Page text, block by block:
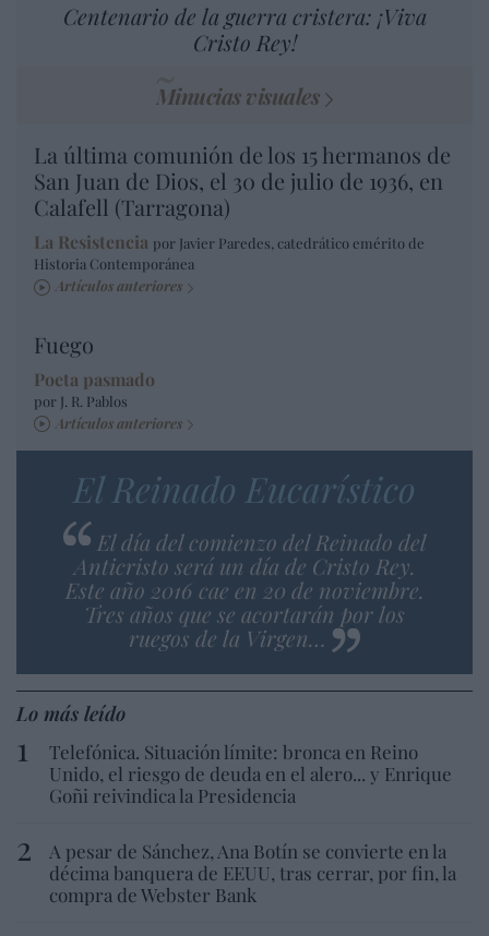
Centenario de la guerra cristera: ¡Viva
Cristo Rey!
Minucias visuales
La última comunión de los 15 hermanos de
San Juan de Dios, el 30 de julio de 1936, en
Calafell (Tarragona)
La Resistencia por Javier Paredes, catedrático emérito de
Historia Contemporánea
Artículos anteriores
Fuego
Poeta pasmado
por J. R. Pablos
Artículos anteriores
El Reinado Eucarístico
El día del comienzo del Reinado del
Anticristo será un día de Cristo Rey.
Este año 2016 cae en 20 de noviembre.
Tres años que se acortarán por los
ruegos de la Virgen…
Lo más leído
Telefónica. Situación límite: bronca en Reino
Unido, el riesgo de deuda en el alero... y Enrique
Goñi reivindica la Presidencia
A pesar de Sánchez, Ana Botín se convierte en la
décima banquera de EEUU, tras cerrar, por fin, la
compra de Webster Bank